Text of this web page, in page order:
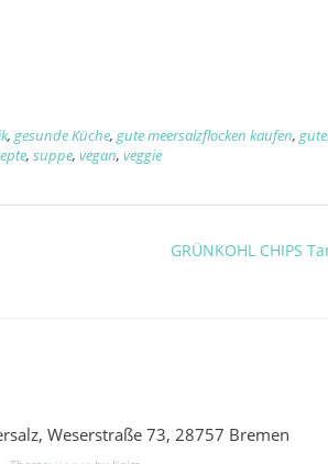
,gesunde Küche,gute meersalzflocken kaufen,
, suppe, vegan, veggie
GRÜNKOHL CHIPS
Weserstraße 73, 28757 Bremen